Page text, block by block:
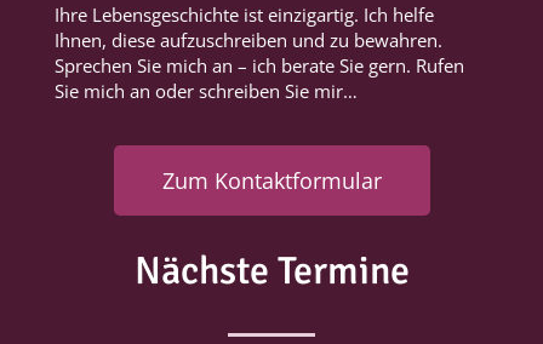
Ihre Lebensgeschichte ist einzigartig. Ich helfe
Ihnen, diese aufzuschreiben und zu bewahren.
Sprechen Sie mich an – ich berate Sie gern. Rufen
Sie mich an oder schreiben Sie mir…
Zum Kontaktformular
Nächste Termine